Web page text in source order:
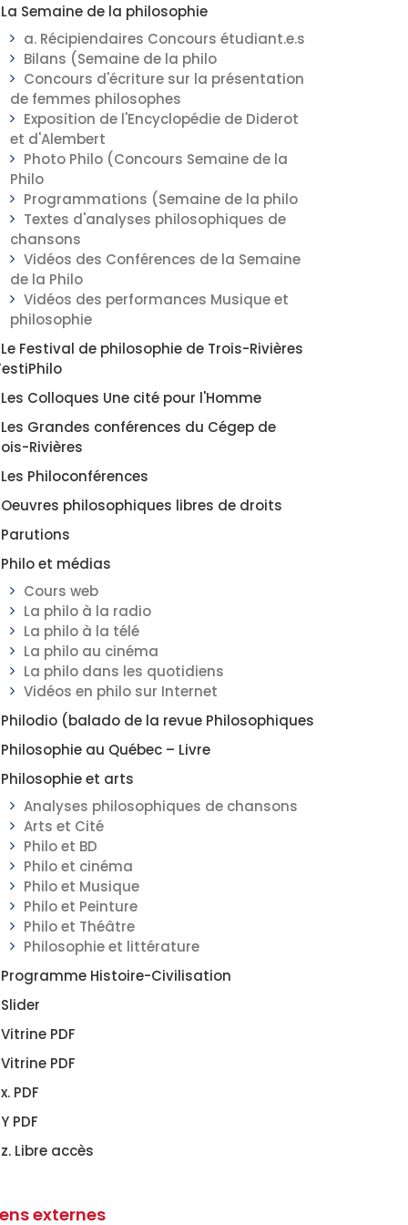
La Semaine de la philosophie
a. Récipiendaires Concours étudiant.e.s
Bilans (Semaine de la philo
Concours d'écriture sur la présentation
de femmes philosophes
Exposition de l'Encyclopédie de Diderot
et d'Alembert
Photo Philo (Concours Semaine de la
Philo
Programmations (Semaine de la philo
Textes d'analyses philosophiques de
chansons
Vidéos des Conférences de la Semaine
de la Philo
Vidéos des performances Musique et
philosophie
Le Festival de philosophie de Trois-Rivières
Les Colloques Une cité pour l'Homme
Les Grandes conférences du Cégep de
Rivières
Les Philoconférences
Oeuvres philosophiques libres de droits
Parutions
Philo et médias
Cours web
La philo à la radio
La philo à la télé
La philo au cinéma
La philo dans les quotidiens
Vidéos en philo sur Internet
Philodio (balado de la revue Philosophiques
Philosophie au Québec – Livre
Philosophie et arts
Analyses philosophiques de chansons
Arts et Cité
Philo et BD
Philo et cinéma
Philo et Musique
Philo et Peinture
Philo et Théâtre
Philosophie et littérature
Programme Histoire-Civilisation
Slider
Vitrine PDF
Vitrine PDF
x. PDF
Y PDF
z. Libre accès
externes